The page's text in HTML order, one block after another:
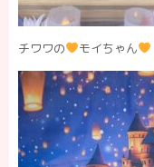
チワワの モイちゃん